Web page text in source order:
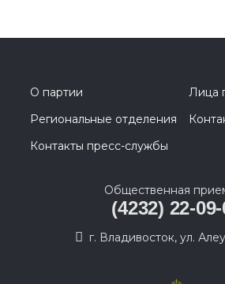
О партии
Лица
Региональные отделения
Контакты пресс-службы
Общественная
(4232) 22-
г. Владивосток, ул.